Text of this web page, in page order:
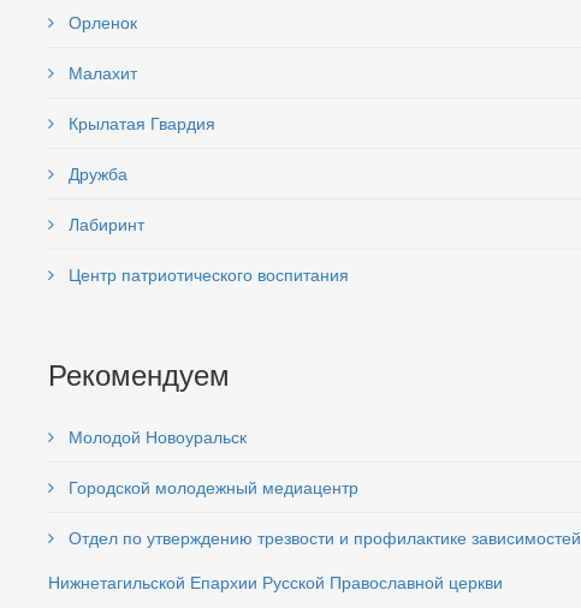
Орленок
Малахит
Крылатая Гвардия
Дружба
Лабиринт
Центр патриотического воспитания
Рекомендуем
Молодой Новоуральск
Городской молодежный медиацентр
Отдел по утверждению трезвости и профилактике зависимостей
Нижнетагильской Епархии Русской Православной церкви